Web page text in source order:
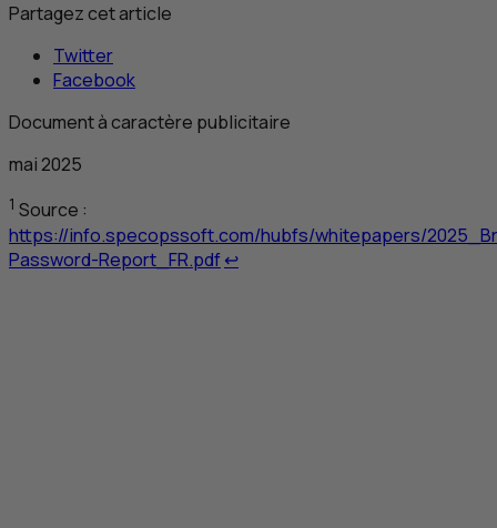
Partagez cet article
Twitter
Facebook
Document à caractère publicitaire
mai 2025
1 Source :
https://info.specopssoft.com/hubfs/whitepapers/
Password-Report_FR.pdf↩Retour au renvoi 1